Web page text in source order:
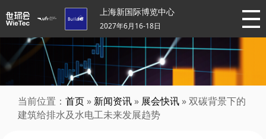
上海新国际博览中心
2027年6月16-18日
当前位置： 首页 » 新闻资讯 » 展会快讯 » 双碳背景下的
建筑给排水及水电工未来发展趋势